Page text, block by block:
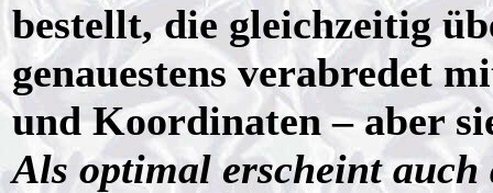
bestellt, die gleichzeitig
genauestens verabredet
und Koordinaten – aber
Als optimal erscheint auch